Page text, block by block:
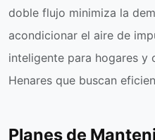
doble flujo minimiza la
acondicionar el aire de
inteligente para hogares y
Henares que buscan
Planes de